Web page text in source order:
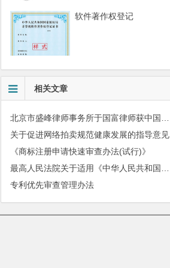
软件著作权登记
相关文章
关于促进网络拍卖规范健康发展的指导意见
《商标注册申请快速审查办法(试行)》
专利优先审查管理办法